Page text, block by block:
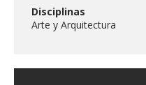
Disciplinas
Arte y Arquitectura